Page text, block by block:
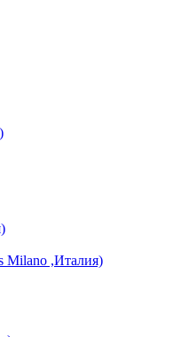
Milano ,Италия)